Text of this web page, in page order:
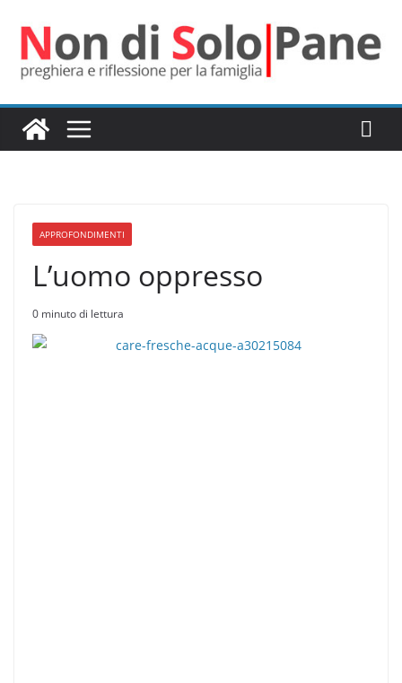
contenuto
APPROFONDIMENTI
L’uomo oppresso
0 minuto di lettura